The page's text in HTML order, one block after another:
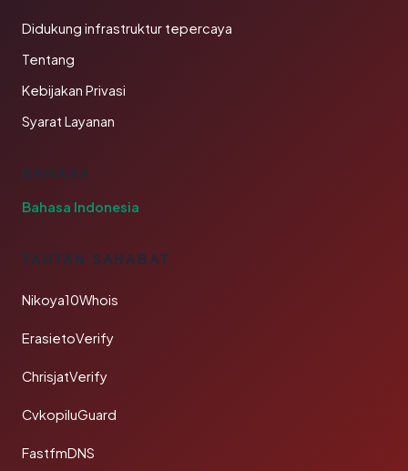
Didukung infrastruktur tepercaya
Tentang
Kebijakan Privasi
Syarat Layanan
BAHASA
Bahasa Indonesia
TAUTAN SAHABAT
Nikoya10Whois
ErasietoVerify
ChrisjatVerify
CvkopiluGuard
FastfmDNS